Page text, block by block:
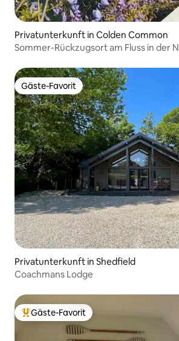
Privatunterkunft in Colden Common
Sommer-Rückzugsort am Fluss in der
Gäste-Favorit
Gäste-Favorit
Privatunterkunft in Shedfield
Coachmans Lodge
Beliebter Gäste-Favorit.
Gäste-Favorit